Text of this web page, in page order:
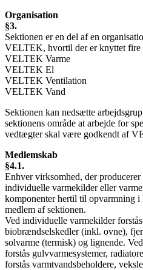
Organisation
§3.
Sektionen er en del af en
VELTEK, hvortil der er knyttet fire
VELTEK Varme
VELTEK El
VELTEK Ventilation
VELTEK Vand
Sektionen kan nedsætte
sektionens område at arbejde for
vedtægter skal være godkendt af
Medlemskab
§4.1.
Enhver virksomhed, der
individuelle varmekilder eller
komponenter hertil til opvarmning i
medlem af sektionen.
Ved individuelle varmekilder
biobrændselskedler (inkl. ovne),
solvarme (termisk) og lignende.
forstås gulvvarmesystemer,
forstås varmtvandsbeholdere,